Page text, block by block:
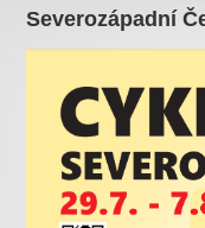
Řím 2025
Kontakt
Severozápadní